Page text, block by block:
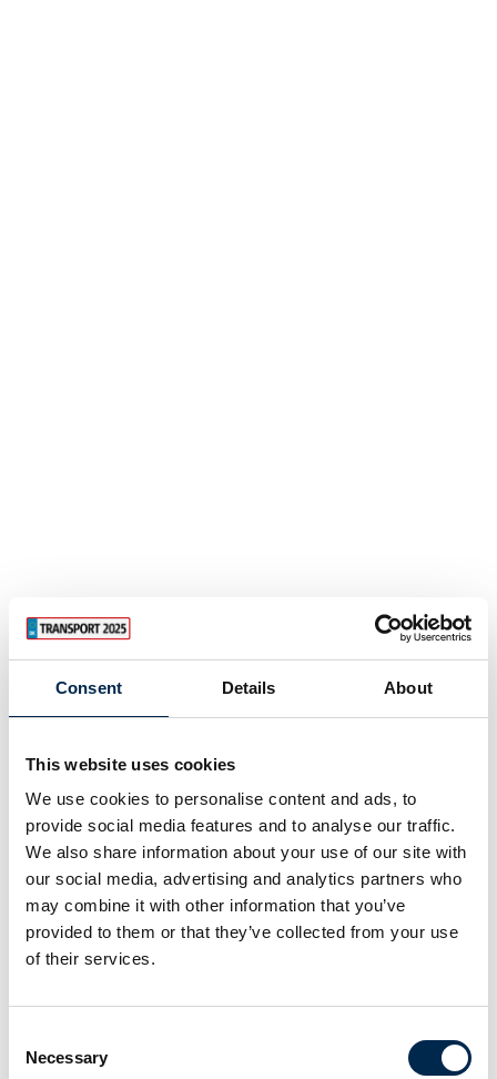
Consent Details About
This website uses cookies
We use cookies to personalise content and ads, to
provide social media features and to analyse our traffic.
We also share information about your use of our site with
our social media, advertising and analytics partners who
may combine it with other information that you’ve
provided to them or that they’ve collected from your use
of their services.
Selection
Necessary